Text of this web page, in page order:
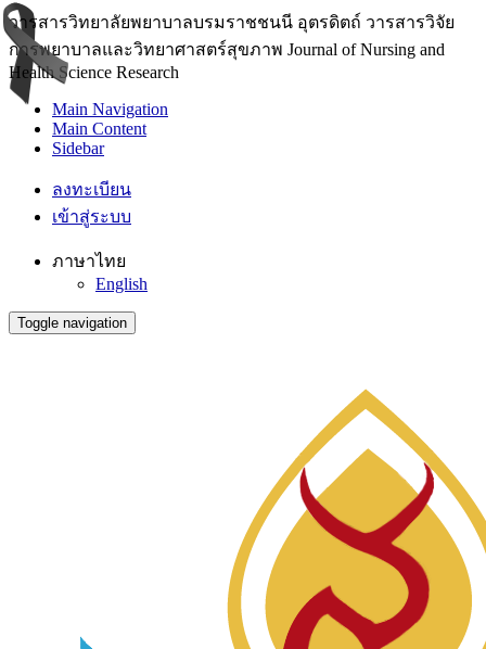
วารสารวิทยาลัยพยาบาลบรมราชชนนี อุตรดิตถ์ วารสารวิจัย
การพยาบาลและวิทยาศาสตร์สุขภาพ Journal of Nursing and
Health Science Research
Main Navigation
Main Content
Sidebar
ลงทะเบียน
เข้าสู่ระบบ
ภาษาไทย
English
Toggle navigation